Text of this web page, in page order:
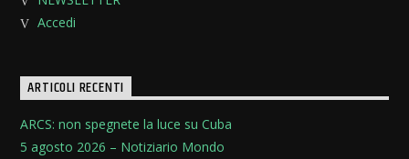
Accedi
ARTICOLI RECENTI
ARCS: non spegnete la luce su Cuba
5 agosto 2026 – Notiziario Mondo